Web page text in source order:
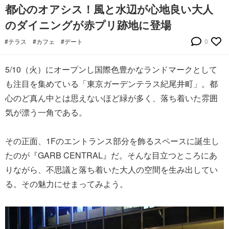
都心のオアシス！風と水辺が心地良い大人
のダイニングが赤プリ跡地に登場
#テラス #カフェ #デート 0
5/10（火）にオープンし国際色豊かなランドマークとして
も注目を集めている「東京ガーデンテラス紀尾井町」。都
心のど真ん中とは思えないほど緑が多く、落ち着いた雰囲
気が漂う一角である。
その正面、1Fのエントランス部分を飾るスペースに誕生し
たのが『GARB CENTRAL』だ。そんな目立つところにあ
りながら、不思議と落ち着いた大人の空間を生み出してい
る。その魅力にせまってみよう。